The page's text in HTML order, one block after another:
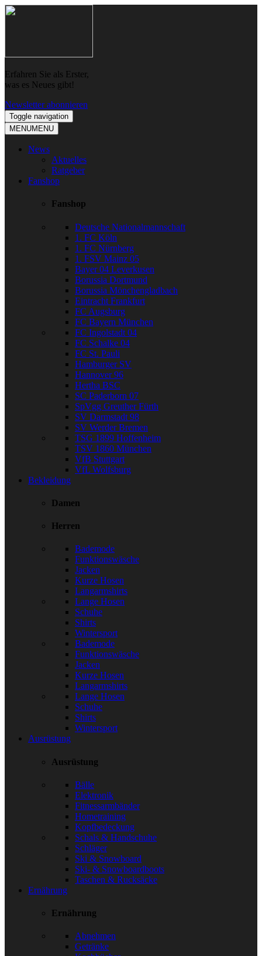
Skip
Skip
Erfahren Sie als Erster,
was es Neues gibt!
Newsletter abonnieren
Toggle navigation
MENUMENU
News
Aktuelles
Ratgeber
Fanshop
Fanshop
Deutsche Nationalmannschaft
1. FC Köln
1. FC Nürnberg
1. FSV Mainz 05
Bayer 04 Leverkusen
Borussia Dortmund
Borussia Mönchengladbach
Eintracht Frankfurt
FC Augsburg
FC Bayern München
FC Ingolstadt 04
FC Schalke 04
FC St. Pauli
Hamburger SV
Hannover 96
Hertha BSC
SC Paderborn 07
SpVgg Greuther Fürth
SV Darmstadt 98
SV Werder Bremen
TSG 1899 Hoffenheim
TSV 1860 München
VfB Stuttgart
VfL Wolfsburg
Bekleidung
Damen
Herren
Bademode
Funktionswäsche
Jacken
Kurze Hosen
Langarmshirts
Lange Hosen
Schuhe
Shirts
Wintersport
Bademode
Funktionswäsche
Jacken
Kurze Hosen
Langarmshirts
Lange Hosen
Schuhe
Shirts
Wintersport
Ausrüstung
Ausrüstung
Bälle
Elektronik
Fitnessarmbänder
Hometraining
Kopfbedeckung
Schals & Handschuhe
Schläger
Ski & Snowboard
Ski- & Snowboardboots
Taschen & Rucksäcke
Ernährung
Ernährung
Abnehmen
Getränke